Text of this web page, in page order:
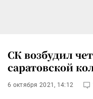
СК возбудил
саратовской
6 октября 2021, 14:12